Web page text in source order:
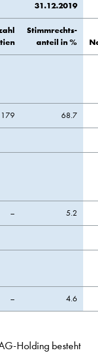
31.12.2019
Stimmrechts-
anteil in %
68.7
– 5.2
– 4.6
Holding besteht